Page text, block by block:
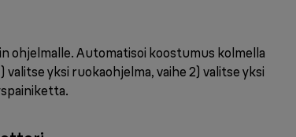
ohjelmalle. Automatisoi koostumus kolmella
yksi ruokaohjelma, vaihe 2) valitse yksi